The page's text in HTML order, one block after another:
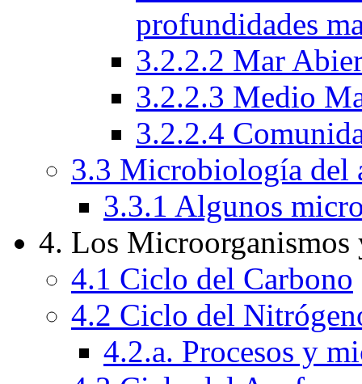
profundidades
3.2.2.2 Mar
3.2.2.3 Medio
3.2.2.4
3.3 Microbiología del
3.3.1 Algunos
4. Los
4.1 Ciclo del Carbono
4.2 Ciclo del
4.2.a. Procesos y